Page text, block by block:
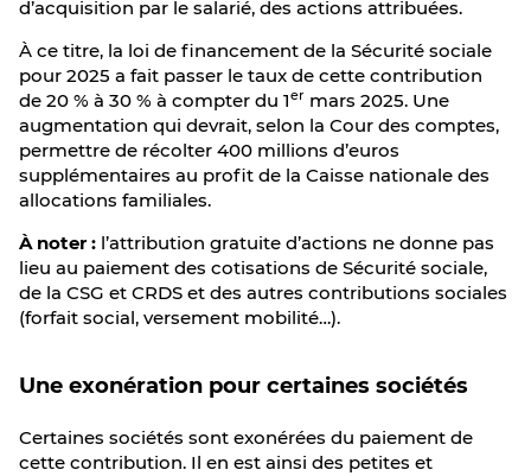
d’acquisition par le salarié, des actions attribuées.
À ce titre, la loi de financement de la Sécurité sociale
pour 2025 a fait passer le taux de cette contribution
de 20 % à 30 % à compter du 1er mars 2025. Une
augmentation qui devrait, selon la Cour des comptes,
permettre de récolter 400 millions d’euros
supplémentaires au profit de la Caisse nationale des
allocations familiales.
À noter : l’attribution gratuite d’actions ne donne pas
lieu au paiement des cotisations de Sécurité sociale,
de la CSG et CRDS et des autres contributions sociales
(forfait social, versement mobilité…).
Une exonération pour certaines sociétés
Certaines sociétés sont exonérées du paiement de
cette contribution. Il en est ainsi des petites et